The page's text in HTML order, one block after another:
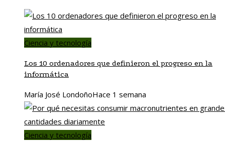
Ciencia y tecnología
Los 10 ordenadores que definieron el progreso en la
informática
María José LondoñoHace 1 semana
Ciencia y tecnología